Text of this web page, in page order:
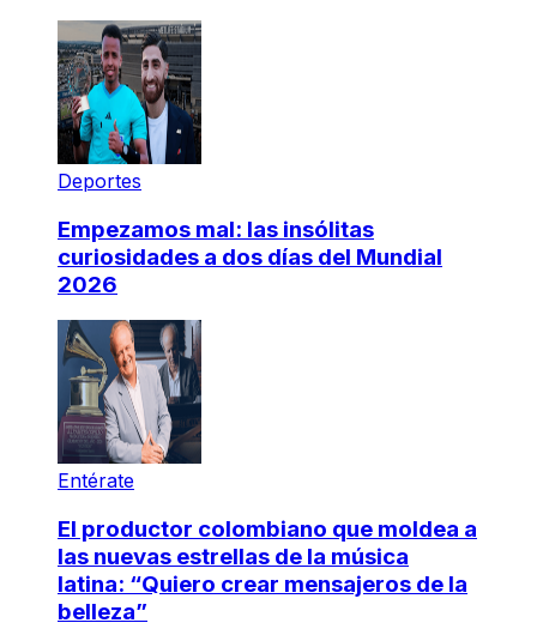
Deportes
Empezamos mal: las insólitas
curiosidades a dos días del Mundial
2026
Entérate
El productor colombiano que moldea a
las nuevas estrellas de la música
latina: “Quiero crear mensajeros de la
belleza”